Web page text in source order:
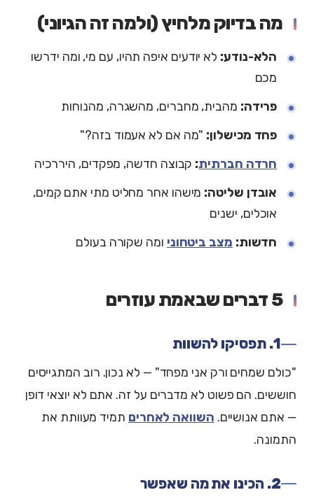
מה בדיוק מלחיץ (ולמה זה הגיוני)
הלא-נודע: לא יודעים איפה תהיו, עם מי, ומה ידרשו
מכם
פרידה: מהבית, מחברים, מהשגרה, מהנוחות
פחד מכישלון: "מה אם לא אעמוד בזה?"
חרדה חברתית: קבוצה חדשה, מפקדים, היררכיה
אובדן שליטה: מישהו אחר מחליט מתי אתם קמים,
אוכלים, ישנים
חדשות: מצב ביטחוני ומה שקורה בעולם
5 דברים שבאמת עוזרים
1. תפסיקו להשוות
"כולם שמחים ורק אני מפחד" — לא נכון. רוב המתגייסים
חוששים. הם פשוט לא מדברים על זה. אתם לא יוצאי דופן
— אתם אנושיים. השוואה לאחרים תמיד מעוותת את
התמונה.
2. הכינו את מה שאפשר